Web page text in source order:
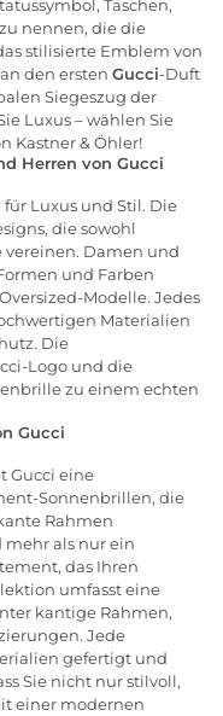
Taschen,
nennen, die die
stilisierte Emblem von
den ersten Gucci-Duft
Siegeszug der
Luxus – wählen Sie
Kastner & Öhler!
Herren von Gucci
Luxus und Stil. Die
die sowohl
vereinen. Damen und
und Farben
Modelle. Jedes
Materialien
Die
Logo und die
zu einem echten
Gucci
Gucci eine
Sonnenbrillen, die
Rahmen
mehr als nur ein
das Ihren
umfasst eine
kantige Rahmen,
Jede
gefertigt und
Sie nicht nur stilvoll,
einer modernen